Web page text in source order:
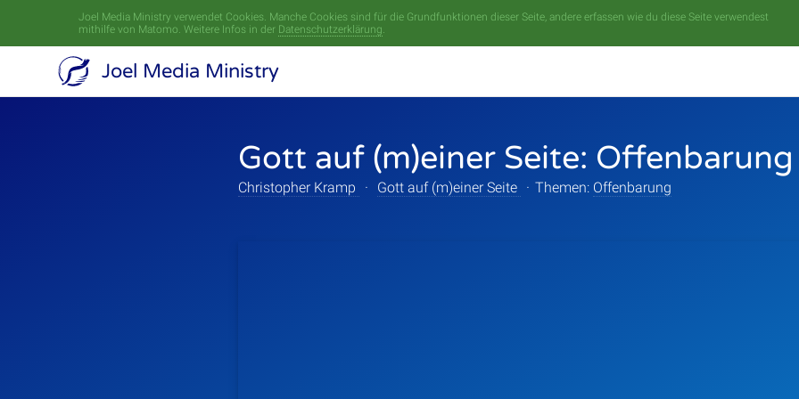
Joel Media Ministry verwendet Cookies. Manche Cookies sind für die Grundfunktionen dieser Seite, andere erfassen wie du diese Seite verwendest
mithilfe von Matomo. Weitere Infos in der Datenschutzerklärung.
Joel Media Ministry
Gott auf (m)einer Seite:
Christopher Kramp · Gott auf (m)einer Seite · Themen: Offenbarung